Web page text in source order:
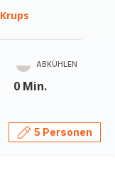
Krups
ABKÜHLEN
0 Min.
5 Personen